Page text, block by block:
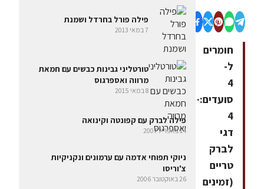
חומרים
ל-
4
סועדים:·
4
דגי
לברק
טריים
(זמינים
פילה פורל בחרדל ושמנת
7 במאי 2013
טורטליני גבינות כבשים עם חמאת
מרווה ואספרגוס
8 במאי 2015
פילה לברק עם קפונטה וקינואה
14 באפריל 2007
ניוקי תפוחי אדמה עם ערמונים ונקניקיות
צ'וריסו
26 באוקטובר 2006